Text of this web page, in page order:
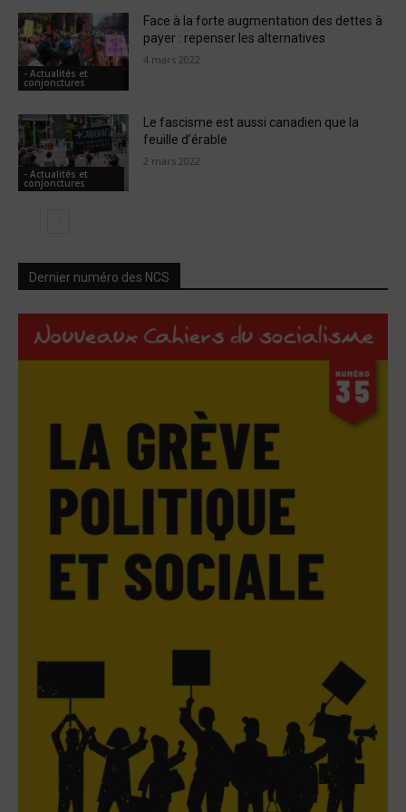
- Actualités et
conjonctures
Face à la forte augmentation des dettes à
payer : repenser les alternatives
4 mars 2022
- Actualités et
conjonctures
Le fascisme est aussi canadien que la
feuille d’érable
2 mars 2022
Dernier numéro des NCS